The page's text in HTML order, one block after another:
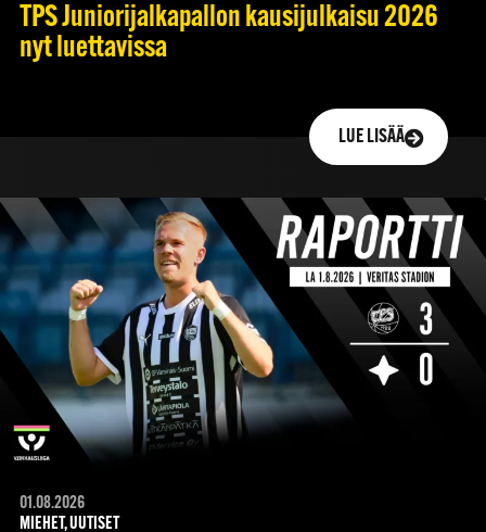
TPS Juniorijalkapallon kausijulkaisu 2026
nyt luettavissa
LUE LISÄÄ
01.08.2026
MIEHET, UUTISET